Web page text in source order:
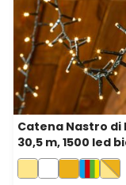
Catena Nastro di
30,5 m, 1500 led
caldo, cavo verde